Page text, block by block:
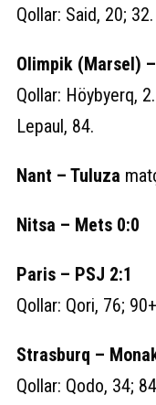
Qollar: Said, 20;
Olimpik (Marsel)
Qollar: Höybyerq,
Lepaul, 84.
Nant – Tuluza
Nitsa – Mets 0:0
Paris – PSJ 2:1
Qollar: Qori, 76;
Strasburq –
Qollar: Qodo, 34;